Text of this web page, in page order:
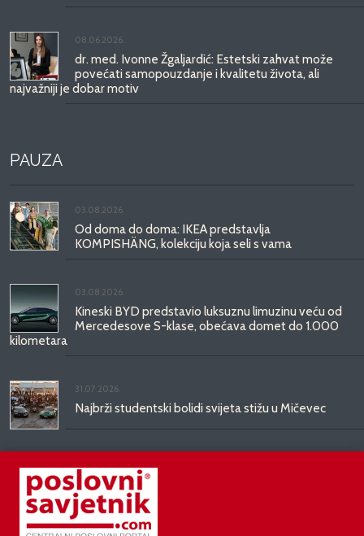
08.06.2026.
dr. med. Ivonne Žgaljardić: Estetski zahvat može
povećati samopouzdanje i kvalitetu života, ali
najvažniji je dobar motiv
PAUZA
03.08.2026.
Od doma do doma: IKEA predstavlja
KOMPISHÄNG, kolekciju koja seli s vama
03.08.2026.
Kineski BYD predstavio luksuznu limuzinu veću od
Mercedesove S-klase, obećava domet do 1.000
kilometara
31.07.2026.
Najbrži studentski bolidi svijeta stižu u Mičevec
Divote Cosmetics predstavlja Hince: novo poglavlje
korejske ljepote stiže u Hrvatsku